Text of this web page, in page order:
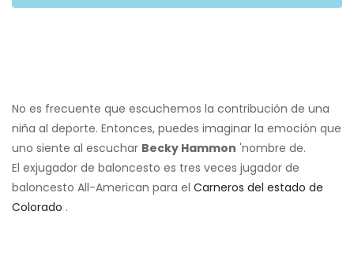
No es frecuente que escuchemos la contribución de una
niña al deporte. Entonces, puedes imaginar la emoción que
uno siente al escuchar Becky Hammon 'nombre de.
El exjugador de baloncesto es tres veces jugador de
baloncesto All-American para el Carneros del estado de
Colorado .